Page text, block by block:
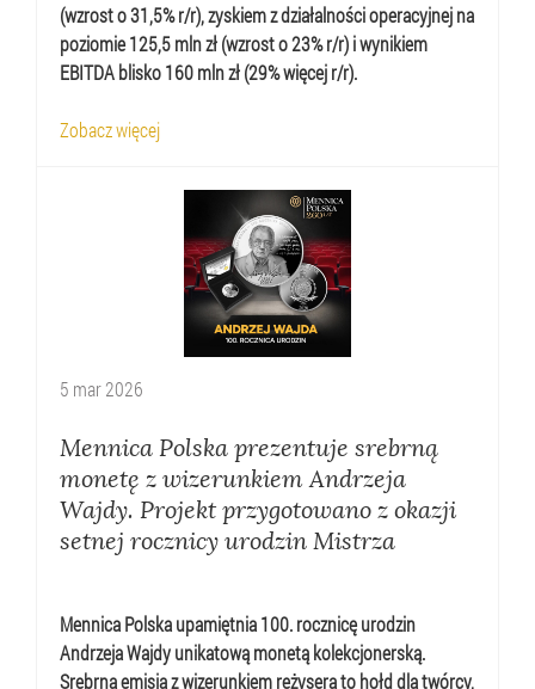
(wzrost o 31,5% r/r), zyskiem z działalności operacyjnej na
poziomie 125,5 mln zł (wzrost o 23% r/r) i wynikiem
EBITDA blisko 160 mln zł (29% więcej r/r).
Zobacz więcej
5 mar2026
Mennica Polska prezentuje srebrną
monetę z wizerunkiem Andrzeja
Wajdy. Projekt przygotowano z okazji
setnej rocznicy urodzin Mistrza
Mennica Polska upamiętnia 100. rocznicę urodzin
Andrzeja Wajdy unikatowąmonetą kolekcjonerską.
Srebrna emisja z wizerunkiem reżysera to hołd dla twórcy,